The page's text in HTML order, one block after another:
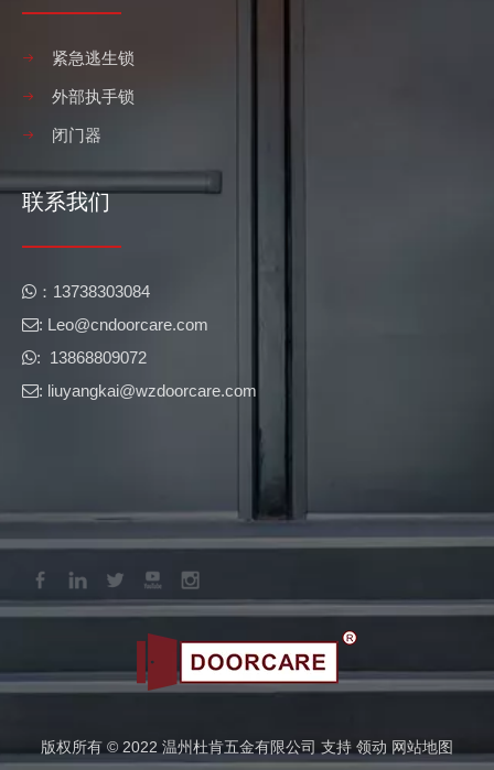
紧急逃生锁
外部执手锁
闭门器
联系我们
 ​​：13738303084
: Leo@cndoorcare.com​​​​​​​
: 13868809072
: liuyangkai@wzdoorcare.com
版权所有 © 2022 温州杜肯五金有限公司 支持 领动 网站地图